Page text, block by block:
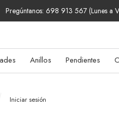
Pregúntanos: 698 913 567 (Lunes a
Anillos Pendientes
Iniciar sesión